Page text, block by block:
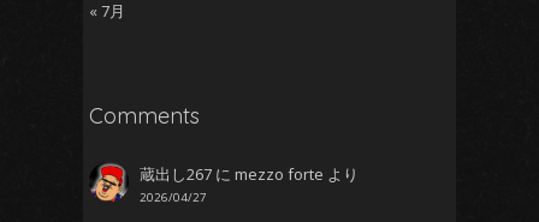
« 7月
Comments
蔵出し267 にmezzo forte より
2026/04/27